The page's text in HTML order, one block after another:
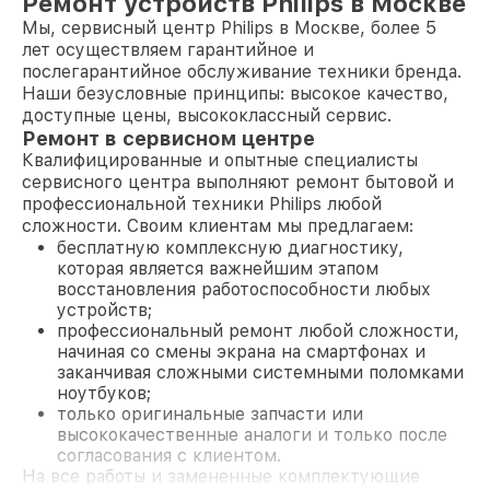
Мы, сервисный центр Philips в Москве, более 5
лет осуществляем гарантийное и
послегарантийное обслуживание техники бренда.
Наши безусловные принципы: высокое качество,
доступные цены, высококлассный сервис.
Ремонт в сервисном центре
Квалифицированные и опытные специалисты
сервисного центра выполняют ремонт бытовой и
профессиональной техники Philips любой
сложности. Своим клиентам мы предлагаем:
бесплатную комплексную диагностику,
которая является важнейшим этапом
восстановления работоспособности любых
устройств;
профессиональный ремонт любой сложности,
начиная со смены экрана на смартфонах и
заканчивая сложными системными поломками
ноутбуков;
только оригинальные запчасти или
высококачественные аналоги и только после
согласования с клиентом.
На все работы и замененные комплектующие